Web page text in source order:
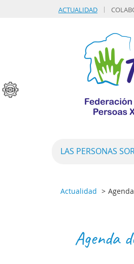
LAS PERSONAS
ACTUALIDAD
Actualidad
Agenda